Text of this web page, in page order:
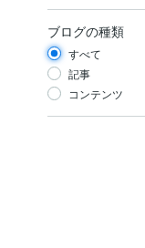
ブログの種類
すべて
記事
コンテンツ